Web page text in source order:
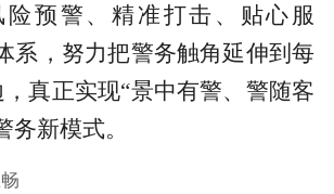
险预警、精准打击、贴心服
系，努力把警务触角延伸到每
真正实现“景中有警、警随客
务新模式。